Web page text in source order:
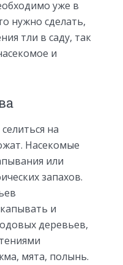
уже в
нужно сделать,
тли в саду, так
и
на
Насекомые
или
запахов.
и
деревьев,
мята, полынь.